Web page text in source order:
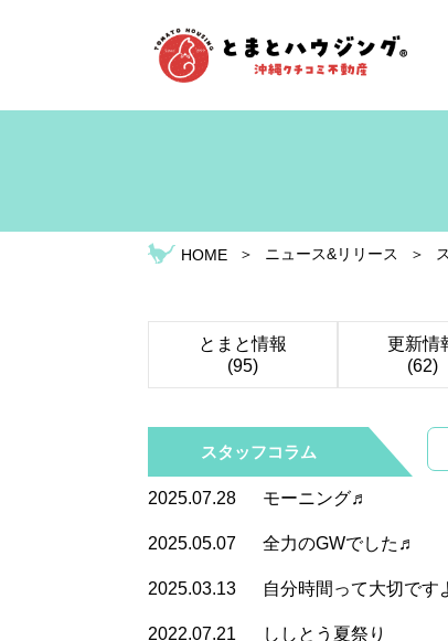
HOME ＞ ニュース&リリース ＞
とまと情報
(95)
更新情
(62)
スタッフコラム
2025.07.28 モーニング♬
2025.05.07 全力のGWでした♬
2025.03.13 自分時間って大切です
2022.07.21 ししとう夏祭り